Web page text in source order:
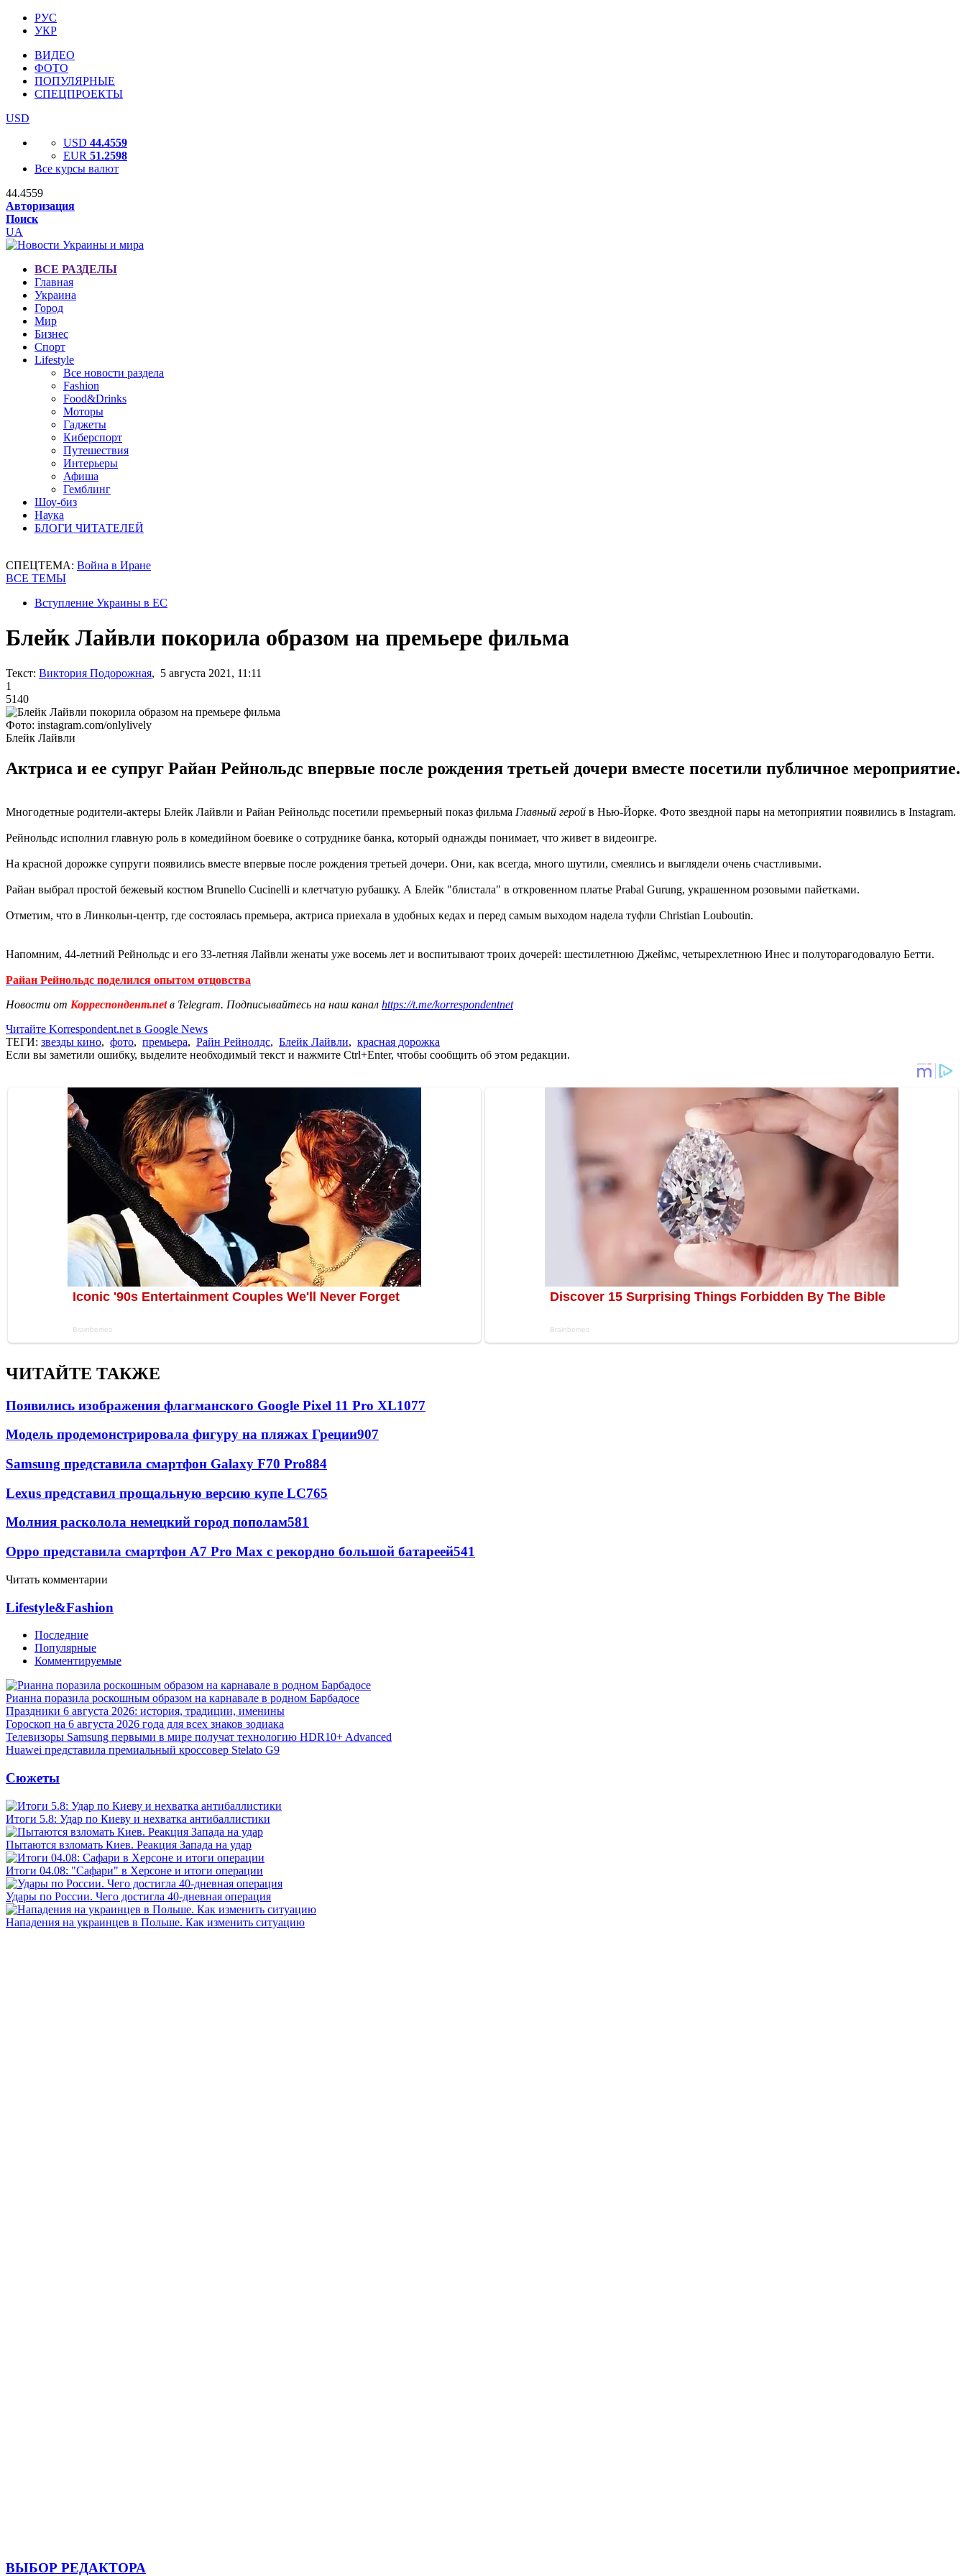
РУС
УКР
ВИДЕО
ФОТО
ПОПУЛЯРНЫЕ
СПЕЦПРОЕКТЫ
USD
USD 44.4559
EUR 51.2598
Все курсы валют
44.4559
Авторизация
Поиск
UA
ВСЕ РАЗДЕЛЫ
Главная
Украина
Город
Мир
Бизнес
Спорт
Lifestyle
Все новости раздела
Fashion
Food&Drinks
Моторы
Гаджеты
Киберспорт
Путешествия
Интерьеры
Афиша
Гемблинг
Шоу-биз
Наука
БЛОГИ ЧИТАТЕЛЕЙ
СПЕЦТЕМА: Война в Иране
ВСЕ ТЕМЫ
Вступление Украины в ЕС
Блейк Лайвли покорила образом на премьере фильма
Текст: Виктория Подорожная, 5 августа 2021, 11:11
1
5140
Фото: instagram.com/onlylively
Блейк Лайвли
Актриса и ее супруг Райан Рейнольдс впервые после рождения третьей дочери вместе посетили публичное мероприятие.
Многодетные родители-актеры Блейк Лайвли и Райан Рейнольдс посетили премьерный показ фильма Главный герой в Нью-Йорке. Фото звездной пары на метоприятии появились в Instagram.
Рейнольдс исполнил главную роль в комедийном боевике о сотруднике банка, который однажды понимает, что живет в видеоигре.
На красной дорожке супруги появились вместе впервые после рождения третьей дочери. Они, как всегда, много шутили, смеялись и выглядели очень счастливыми.
Райан выбрал простой бежевый костюм Brunello Cucinelli и клетчатую рубашку. А Блейк "блистала" в откровенном платье Prabal Gurung, украшенном розовыми пайетками.
Отметим, что в Линкольн-центр, где состоялась премьера, актриса приехала в удобных кедах и перед самым выходом надела туфли Christian Louboutin.
Напомним, 44-летний Рейнольдс и его 33-летняя Лайвли женаты уже восемь лет и воспитывают троих дочерей: шестилетнюю Джеймс, четырехлетнюю Инес и полуторагодовалую Бетти.
Райан Рейнольдс поделился опытом отцовства
Новости от Корреспондент.netв Telegram. Подписывайтесь на наш канал https://t.me/korrespondentnet
Читайте Korrespondent.net в Google News
ТЕГИ: звезды кино, фото, премьера, Райн Рейнолдс, Блейк Лайвли, красная дорожка
Если вы заметили ошибку, выделите необходимый текст и нажмите Ctrl+Enter, чтобы сообщить об этом редакции.
ЧИТАЙТЕ ТАКЖЕ
Появились изображения флагманского Google Pixel 11 Pro XL1077
Модель продемонстрировала фигуру на пляжах Греции907
Samsung представила смартфон Galaxy F70 Pro884
Lexus представил прощальную версию купе LC765
Молния расколола немецкий город пополам581
Oppo представила смартфон A7 Pro Max с рекордно большой батареей541
Читать комментарии
Lifestyle&Fashion
Последние
Популярные
Комментируемые
Рианна поразила роскошным образом на карнавале в родном Барбадосе
Праздники 6 августа 2026: история, традиции, именины
Гороскоп на 6 августа 2026 года для всех знаков зодиака
Телевизоры Samsung первыми в мире получат технологию HDR10+ Advanced
Huawei представила премиальный кроссовер Stelato G9
Сюжеты
Итоги 5.8: Удар по Киеву и нехватка антибаллистики
Пытаются взломать Киев. Реакция Запада на удар
Итоги 04.08: "Сафари" в Херсоне и итоги операции
Удары по России. Чего достигла 40-дневная операция
Нападения на украинцев в Польше. Как изменить ситуацию
ВЫБОР РЕДАКТОРА